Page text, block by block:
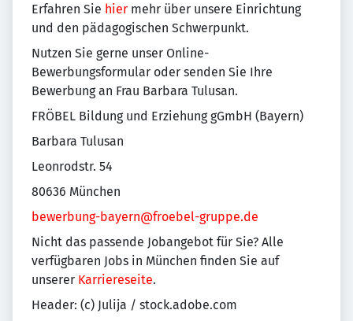
Erfahren Sie hier mehr über unsere Einrichtung
und den pädagogischen Schwerpunkt.
Nutzen Sie gerne unser Online-
Bewerbungsformular oder senden Sie Ihre
Bewerbung an Frau Barbara Tulusan.
FRÖBEL Bildung und Erziehung gGmbH (Bayern)
Barbara Tulusan
Leonrodstr. 54
80636 München
bewerbung-bayern@froebel-gruppe.de
Nicht das passende Jobangebot für Sie? Alle
verfügbaren Jobs in München finden Sie auf
unserer Karriereseite.
Header: (c) Julija / stock.adobe.com